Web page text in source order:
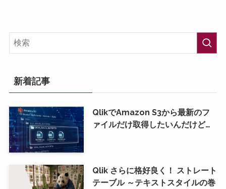
新着記事
QlikでAmazon S3から最新のフ
ァイルだけ取得したいんだけど…
Qlik さらに格好良く！ ストレート
テーブル ～テキストスタイルの巻